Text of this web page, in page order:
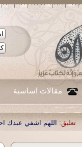
مقالات اساسية
اشفي عبدك احمد صبحي